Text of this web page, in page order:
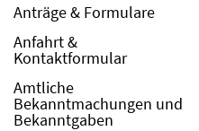
Anträge & Formulare
Anfahrt &
Kontaktformular
Amtliche
Bekanntmachungen und
Bekanntgaben